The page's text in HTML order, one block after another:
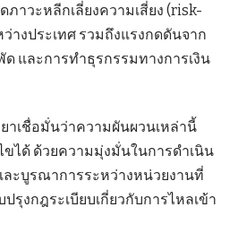
าวะหลีกเลี่ยงความเสี่ยง (risk-
างประเทศ รวมถึงแรงกดดันจาก
และการทำธุรกรรมทางการเงิน
าเชื่อมั่นว่าความผันผวนเหล่านี้
ได้ ด้วยความมุ่งมั่นในการดำเนิน
ะบูรณาการระหว่างหน่วยงานที่
รุงกฎระเบียบเกี่ยวกับการไหลเข้า